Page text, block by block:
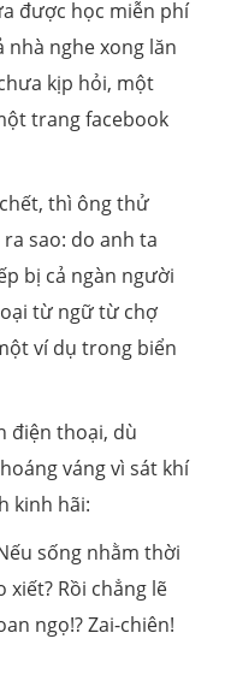
được học miễn phí
nhà nghe xong lăn
kịp hỏi, một
trang facebook
thì ông thử
sao: do anh ta
bị cả ngàn người
từ ngữ từ chợ
ví dụ trong biển
điện thoại, dù
váng vì sát khí
kinh hãi:
sống nhằm thời
Rồi chẳng lẽ
ngọ!? Zai-chiên!